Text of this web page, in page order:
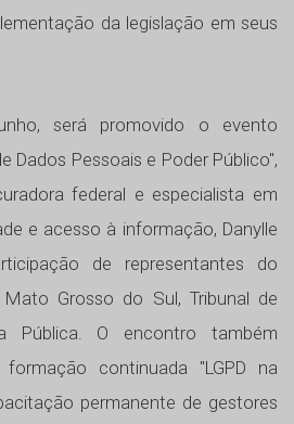
da legislação em seus
será promovido o evento
Dados Pessoais e Poder Público",
federal e especialista em
e acesso à informação, Danylle
de representantes do
Grosso do Sul, Tribunal de
Pública. O encontro também
continuada "LGPD na
permanente de gestores